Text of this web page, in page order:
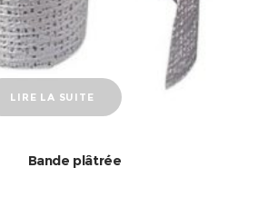
LIRE LA SUITE
Bande plâtrée